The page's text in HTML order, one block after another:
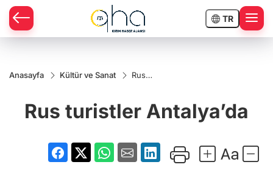
TR
Anasayfa Kültür ve Sanat
Rus
Rus turistler Antalya’da